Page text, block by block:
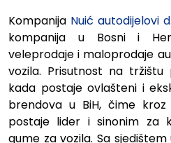
Razgovarali
Kompanija Nuić autodijelovi
kompanija u Bosni i
veleprodaje i maloprodaje
vozila. Prisutnost na tržištu
kada postaje ovlašteni i
brendova u BiH, čime
postaje lider i sinonim za
gume za vozila. Sa